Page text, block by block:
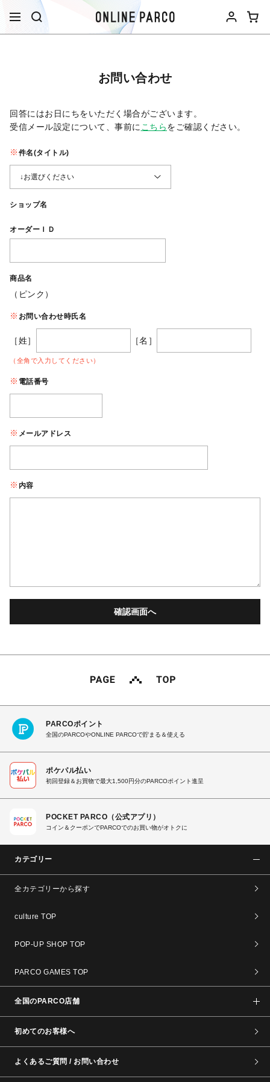
お問い合わせ
回答にはお日にちをいただく場合がございます。
受信メール設定について、事前に こちらをご確認ください。​
件名(タイトル)
ショップ名
オーダーＩＤ
商品名
（ピンク）
お問い合わせ時氏名
［姓］ ［名］
（全角で入力してください）
電話番号
メールアドレス
内容
PARCOポイント
全国のPARCOやONLINE PARCOで貯まる＆使える
ポケパル払い
初回登録＆お買物で最大1,500円分のPARCOポイント進呈
POCKET PARCO（公式アプリ）
コイン＆クーポンでPARCOでのお買い物がオトクに
カテゴリー
全カテゴリーから探す
culture TOP
POP-UP SHOP TOP
PARCO GAMES TOP
全国のPARCO店舗
初めてのお客様へ
よくあるご質問 / お問い合わせ